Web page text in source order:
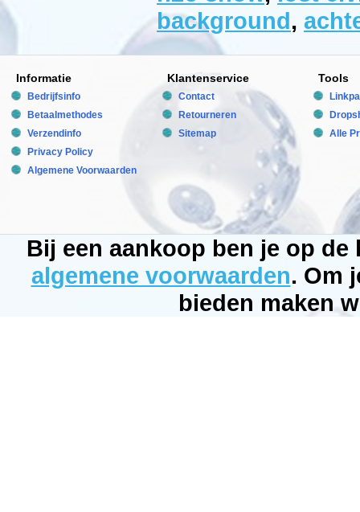
background,
Informatie
Bedrijfsinfo
Betaalmethodes
Verzendinfo
Privacy Policy
Algemene Voorwaarden
Klantenservice
Contact
Retourneren
Sitemap
Tools
Alle
Bij een aankoop ben je op
algemene voorwaarden. Om
bieden maken